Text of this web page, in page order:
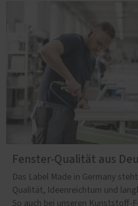
Fenster-Qualität aus
Das Label Made in Germany
Qualität, Ideenreichtum und
So auch bei unseren Kunststoff-